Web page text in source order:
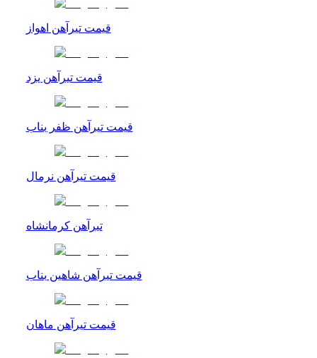
قیمت تیرآهن اهواز
قیمت تیرآهن یزد
قیمت تیرآهن ظفر بناب
قیمت تیرآهن نرمال
تیرآهن کرمانشاه
قیمت تیرآهن شاهین بناب
قیمت تیرآهن ماهان